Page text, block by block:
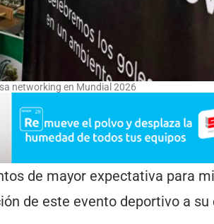
networking en Mundial 2026
de mayor expectativa para
de este evento deportivo a